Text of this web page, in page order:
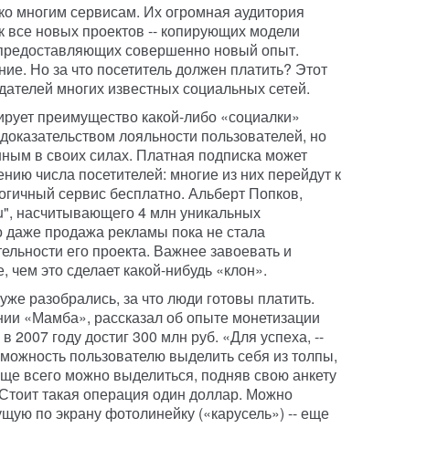
многим сервисам. Их огромная аудитория
все новых проектов -- копирующих модели
совершенно новый опыт.
Но за что посетитель должен платить? Этот
многих известных социальных сетей.
преимущество какой-либо «социалки»
лояльности пользователей, но
в своих силах. Платная подписка может
числа посетителей: многие из них перейдут к
сервис бесплатно. Альберт Попков,
насчитывающего 4 млн уникальных
даже продажа рекламы пока не стала
его проекта. Важнее завоевать и
это сделает какой-нибудь «клон».
разобрались, за что люди готовы платить.
«Мамба», рассказал об опыте монетизации
2007 году достиг 300 млн руб. «Для успеха, --
пользователю выделить себя из толпы,
всего можно выделиться, подняв свою анкету
такая операция один доллар. Можно
по экрану фотолинейку («карусель») -- еще